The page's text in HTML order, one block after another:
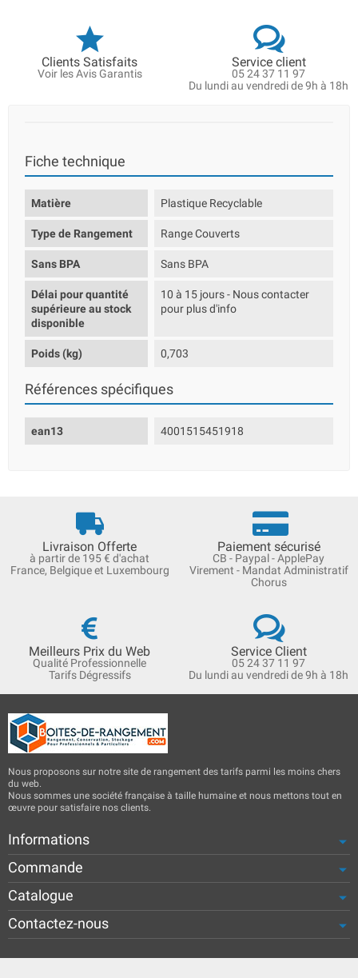
Clients Satisfaits
Voir les Avis Garantis
Service client
05 24 37 11 97
Du lundi au vendredi de 9h à 18h
Fiche technique
Matière Plastique Recyclable
Type de Rangement Range Couverts
Sans BPA Sans BPA
Délai pour quantité
supérieure au stock
disponible
10 à 15 jours - Nous contacter
pour plus d'info
Poids (kg) 0,703
Références spécifiques
ean13 4001515451918
Livraison Offerte
à partir de 195 € d'achat
France, Belgique et Luxembourg
Paiement sécurisé
CB - Paypal - ApplePay
Virement - Mandat Administratif
Chorus
Meilleurs Prix du Web
Qualité Professionnelle
Tarifs Dégressifs
Service Client
05 24 37 11 97
Du lundi au vendredi de 9h à 18h
Nous proposons sur notre site de rangement des tarifs parmi les moins chers
du web.
Nous sommes une société française à taille humaine et nous mettons tout en
œuvre pour satisfaire nos clients.
Informations
Commande
Catalogue
Contactez-nous